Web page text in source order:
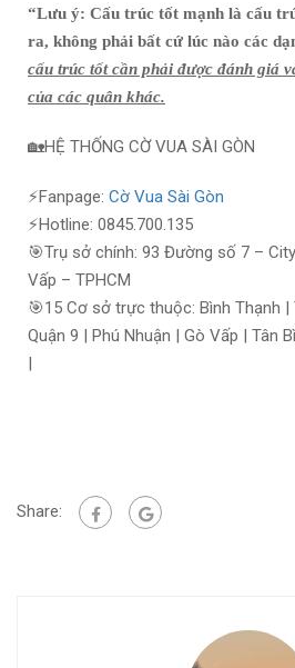
“Lưu ý: Cấu trúc tốt mạnh là cấu
ra, không phải bất cứ lúc nào các
cấu trúc tốt cần phải được đánh giá
của các quân khác.
🏡HỆ THỐNG CỜ VUA SÀI GÒN
⚡Fanpage: Cờ Vua Sài Gòn
⚡Hotline: 0845.700.135
🎯Trụ sở chính: 93 Đường số 7 –
Vấp – TPHCM
🎯15 Cơ sở trực thuộc: Bình Thạnh |
Quận 9 | Phú Nhuận | Gò Vấp | Tân
Share: